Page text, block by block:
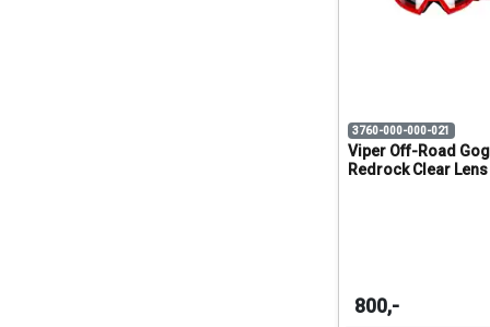
3760-000-000-021
Viper Off-Road
Redrock Clear Lens
800,-